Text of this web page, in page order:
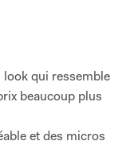
look qui ressemble
beaucoup plus
et des micros